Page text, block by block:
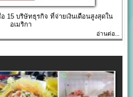
อ 15 บริษัทธุรกิจ ที่จ่ายเงินเดือนสูงสุดใน
อเมริกา
อ่านต่อ...